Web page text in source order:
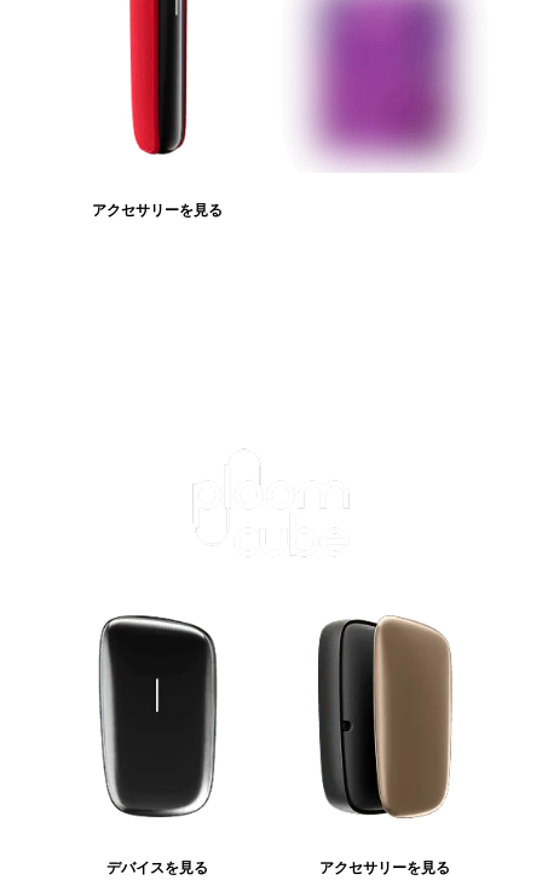
アクセサリーを見る
デバイスを見る アクセサリーを見る